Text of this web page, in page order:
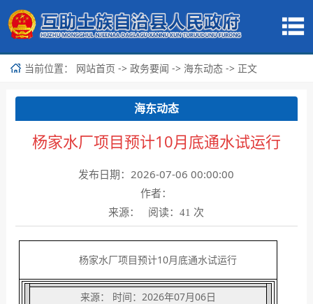
当前位置： 网站首页 -> 政务要闻 -> 海东动态 -> 正文
海东动态
杨家水厂项目预计10月底通水试运行
发布日期：2026-07-06 00:00:00
作者：
来源： 阅读：41 次
杨家水厂项目预计10月底通水试运行
来源： 时间：2026年07月06日